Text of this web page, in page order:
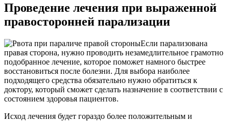
Проведение лечения при выраженной
правосторонней парализации
Если парализована
правая сторона, нужно проводить незамедлительное грамотно
подобранное лечение, которое поможет намного быстрее
восстановиться после болезни. Для выбора наиболее
подходящего средства обязательно нужно обратиться к
доктору, который сможет сделать назначение в соответствии с
состоянием здоровья пациентов.
Исход лечения будет гораздо более положительным и